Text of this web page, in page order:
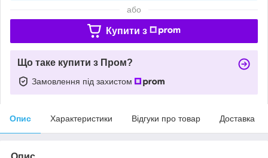
або
Купити з
Що таке купити з Пром?
Замовлення під захистом
Опис Характеристики Відгуки про товар Доставка